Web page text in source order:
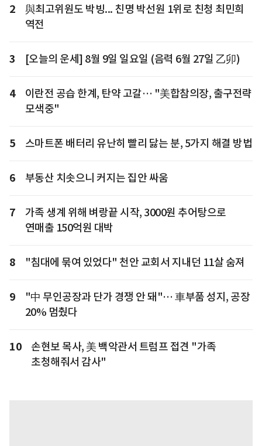
2
與최고위원도 박빙... 친명 박선원 1위로 친청 최민희
역전
3 [오늘의 운세] 8월 9일 일요일 (음력 6월 27일 乙卯)
4
이란전 공습 한계, 탄약 고갈… "美합참의장, 출구전략
모색중"
5 스마트폰 배터리 유난히 빨리 닳는 분, 5가지 해결 방법
6 부동산 치솟으니 커지는 집안 싸움
7
가족 생계 위해 벼랑끝 시작, 3000원 추어탕으로
연매출 150억원 대박
8 "침대에 묶여 있었다" 천안 교회서 지내던 11살 숨져
9
"中 무인공장과 단가 경쟁 안 돼"… 車부품 성지, 공장
20% 멈췄다
10
손현보 목사, 美 백악관서 트럼프 접견 "가족
초청해줘서 감사"